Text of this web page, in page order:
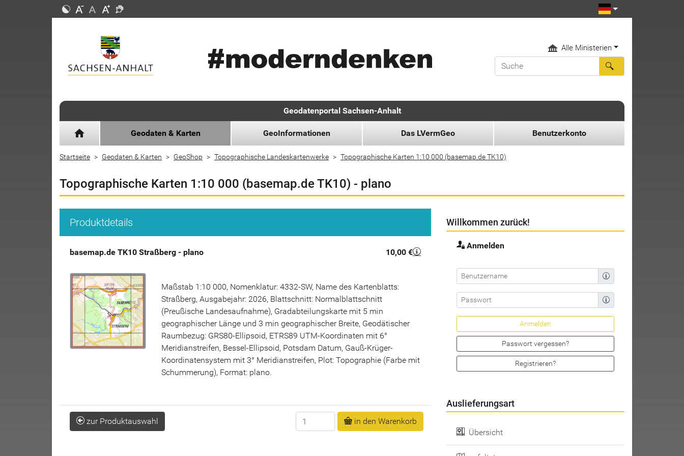
Alle Ministerien
Geodatenportal Sachsen-Anhalt
home Geodaten & Karten GeoInformationen Das LVermGeo Benutzerkonto
Startseite Geodaten & Karten GeoShop Topographische Landeskartenwerke Topographische Karten 1:10 000 (basemap.de TK10)
Topographische Karten 1:10 000 (basemap.de TK10) - plano
Produktdetails
basemap.de TK10 Straßberg - plano 10,00 €
Maßstab 1:10 000, Nomenklatur: 4332-SW, Name des Kartenblatts:
Straßberg, Ausgabejahr: 2026, Blattschnitt: Normalblattschnitt
(Preußische Landesaufnahme), Gradabteilungskarte mit 5 min
geographischer Länge und 3 min geographischer Breite, Geodätischer
Raumbezug: GRS80-Ellipsoid, ETRS89 UTM-Koordinaten mit 6°
Meridianstreifen, Bessel-Ellipsoid, Potsdam Datum, Gauß-Krüger-
Koordinatensystem mit 3° Meridianstreifen, Plot: Topographie (Farbe mit
Schummerung), Format: plano.
zur Produktauswahl Anzahl in den Warenkorb
Willkommen zurück!
Anmelden
Passwort vergessen?
Registrieren?
Auslieferungsart
Übersicht